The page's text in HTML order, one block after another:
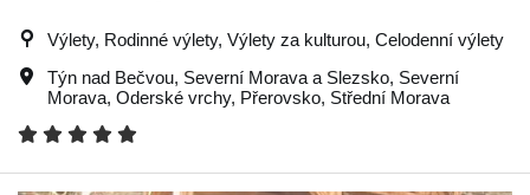
Výlety, Rodinné výlety, Výlety za kulturou, Celodenní výlety
Týn nad Bečvou, Severní Morava a Slezsko, Severní
Morava, Oderské vrchy, Přerovsko, Střední Morava